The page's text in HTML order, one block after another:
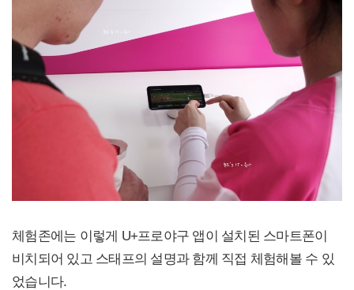
체험존에는 이렇게 U+프로야구 앱이 설치된 스마트폰이
비치되어 있고 스태프의 설명과 함께 직접 체험해볼 수 있
었습니다.